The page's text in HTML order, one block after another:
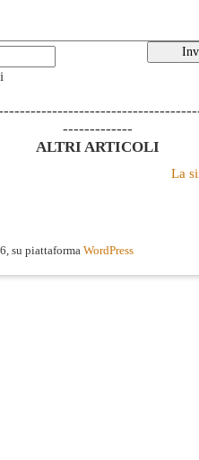
-------------
ALTRI ARTICOLI
La
su piattaforma WordPress